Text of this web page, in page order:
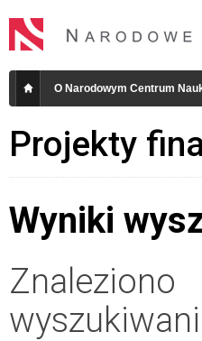
O Narodowym Centrum
Projekty
Wyniki
Znaleziono